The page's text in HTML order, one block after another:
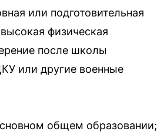
или подготовительная
физическая
после школы
или другие военные
общем образовании;